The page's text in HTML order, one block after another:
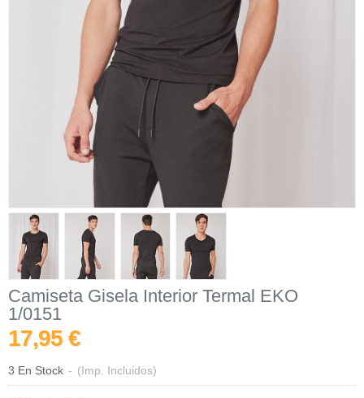
Camiseta Gisela Interior Termal EKO
1/0151
17,95 €
3 En Stock - (Imp. Incluidos)